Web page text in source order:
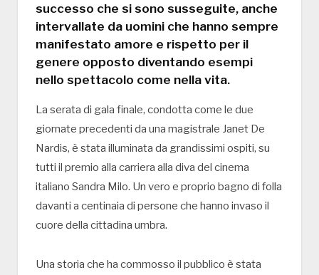
successo che si sono susseguite, anche
intervallate da uomini che hanno sempre
manifestato amore e rispetto per il
genere opposto diventando esempi
nello spettacolo come nella vita.
La serata di gala finale, condotta come le due
giornate precedenti da una magistrale Janet De
Nardis, è stata illuminata da grandissimi ospiti, su
tutti il premio alla carriera alla diva del cinema
italiano Sandra Milo. Un vero e proprio bagno di folla
davanti a centinaia di persone che hanno invaso il
cuore della cittadina umbra.
Una storia che ha commosso il pubblico è stata